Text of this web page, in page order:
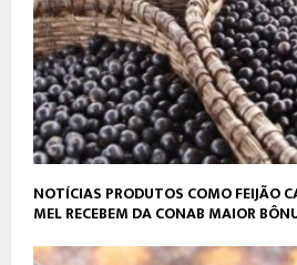
NOTÍCIAS PRODUTOS COMO FEIJÃO
MEL RECEBEM DA CONAB MAIOR